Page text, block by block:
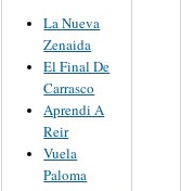
La Nueva
Zenaida
El Final De
Carrasco
Aprendi A
Reir
Vuela
Paloma